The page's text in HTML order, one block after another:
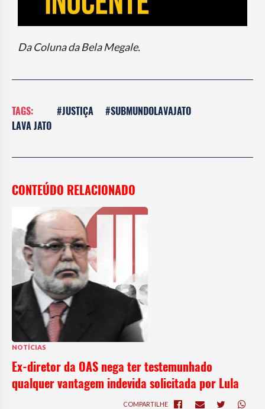
Da Coluna da Bela Megale.
TAGS: #JUSTIÇA
#SUBMUNDOLAVAJATO
LAVA JATO
CONTEÚDO RELACIONADO
NOTÍCIAS
Ex-diretor da OAS nega ter testemunhado
qualquer vantagem indevida solicitada por Lula
COMPARTILHE